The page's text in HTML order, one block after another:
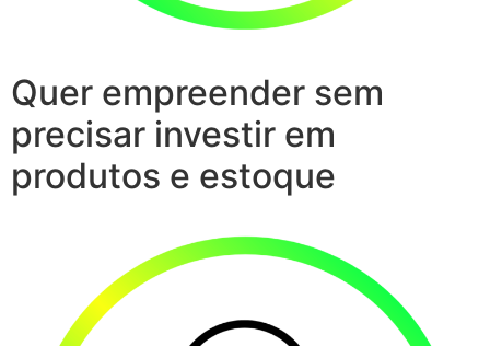
Quer empreender sem
precisar investir em
produtos e estoque